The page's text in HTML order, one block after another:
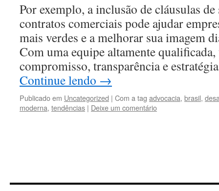
Por exemplo, a inclusão de cláusulas
contratos comerciais pode ajudar
mais verdes e a melhorar sua imagem
Com uma equipe altamente
compromisso, transparência e
Continue lendo →
Publicado em Uncategorized | Com a tag advocacia, brasil,
moderna, tendências | Deixe um comentário